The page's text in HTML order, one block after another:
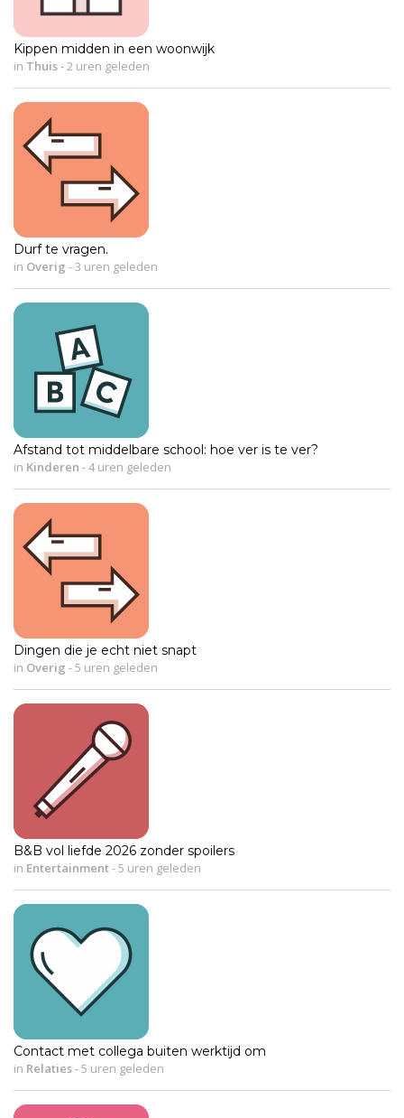
Kippen midden in een woonwijk
in Thuis-2 uren geleden
Durf te vragen.
in Overig -3 uren geleden
Afstand tot middelbare school: hoe ver is te ver?
in Kinderen -4 uren geleden
Dingen die je echt niet snapt
in Overig -5 uren geleden
B&B vol liefde 2026 zonder spoilers
in Entertainment-5 uren geleden
Contact met collega buiten werktijd om
in Relaties-5 uren geleden